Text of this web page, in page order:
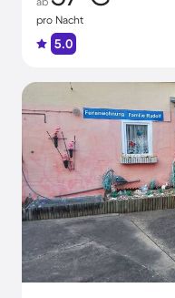
pro Nacht
5.0